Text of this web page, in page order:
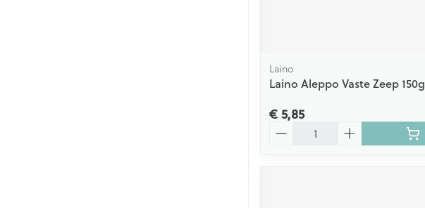
Laino
Laino Aleppo Vaste Zeep 150g
€ 5,85